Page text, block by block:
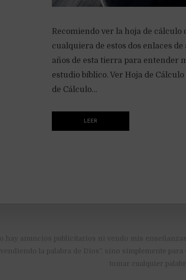
Recomiendo ver la hoja de cálculo
cualquiera de estos dos enlaces
años de esta tierra para entender
estudio bíblico. Ver Hoja de
de Cálculo...
LEER
“vendiendo la palabra de Dios”, sino simplemente
tomar cualquier